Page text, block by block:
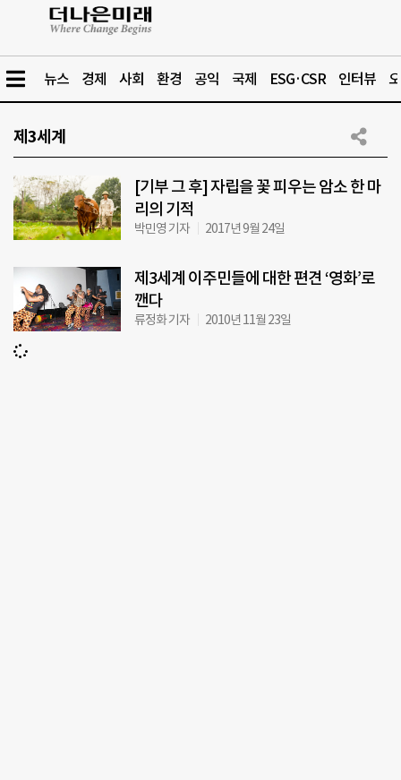
뉴스 경제 사회 환경 공익 국제 ESG·CSR 인터뷰
제3세계
[기부 그 후] 자립을 꽃 피우는 암소 한 마
리의 기적
박민영 기자 2017년 9월 24일
제3세계 이주민들에 대한 편견 ‘영화’로
깬다
류정화 기자 2010년 11월 23일